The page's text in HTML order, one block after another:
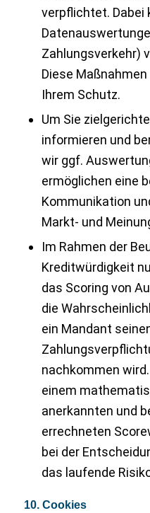
verpflichtet. Dabei
Zahlungsverkehr)
Diese
Ihrem Schutz.
Um Sie
informieren und
wir ggf.
ermöglichen eine
Kommunikation
Markt- und
Im Rahmen der
Kreditwürdigkeit
das Scoring von
die
ein Mandant
nachkommen
einem
anerkannten und
errechneten
bei der
das laufende
10. Cookies